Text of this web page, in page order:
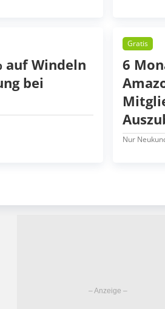
auf Windeln
bei
Gratis
6
Nur